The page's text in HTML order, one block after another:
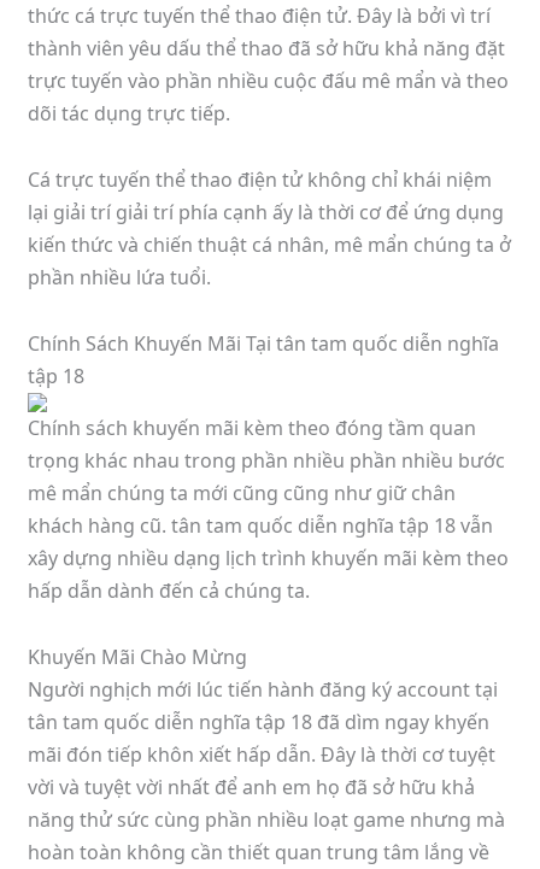
thức cá trực tuyến thể thao điện tử. Đây là bởi vì trí
thành viên yêu dấu thể thao đã sở hữu khả năng đặt
trực tuyến vào phần nhiều cuộc đấu mê mẩn và theo
dõi tác dụng trực tiếp.
Cá trực tuyến thể thao điện tử không chỉ khái niệm
lại giải trí giải trí phía cạnh ấy là thời cơ để ứng dụng
kiến thức và chiến thuật cá nhân, mê mẩn chúng ta ở
phần nhiều lứa tuổi.
Chính Sách Khuyến Mãi Tại tân tam quốc diễn nghĩa
tập 18
Chính sách khuyến mãi kèm theo đóng tầm quan
trọng khác nhau trong phần nhiều phần nhiều bước
mê mẩn chúng ta mới cũng cũng như giữ chân
khách hàng cũ. tân tam quốc diễn nghĩa tập 18 vẫn
xây dựng nhiều dạng lịch trình khuyến mãi kèm theo
hấp dẫn dành đến cả chúng ta.
Khuyến Mãi Chào Mừng
Người nghịch mới lúc tiến hành đăng ký account tại
tân tam quốc diễn nghĩa tập 18 đã dìm ngay khyến
mãi đón tiếp khôn xiết hấp dẫn. Đây là thời cơ tuyệt
vời và tuyệt vời nhất để anh em họ đã sở hữu khả
năng thử sức cùng phần nhiều loạt game nhưng mà
hoàn toàn không cần thiết quan trung tâm lắng về